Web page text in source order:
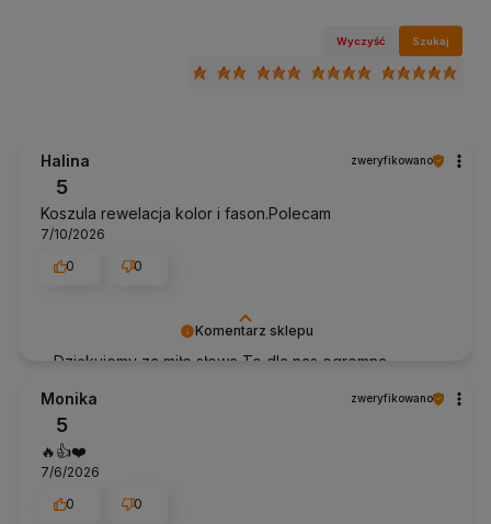
Wyczyść Szukaj
Komentarz sklepu
Dziękujemy za miłe słowa To dla nas ogromna
Halina zweryfikowano
5
Koszula rewelacja kolor i fason.Polecam
7/10/2026
0
0
Monika zweryfikowano
5
🔥👍️❤️
7/6/2026
0
0